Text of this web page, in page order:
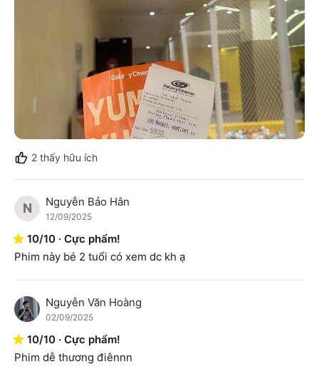
2 thấy hữu ích
N Nguyễn Bảo Hân
12/09/2025
10/10 · Cực phẩm!
Phim này bé 2 tuổi có xem dc kh ạ
N Nguyễn Văn Hoàng
02/09/2025
10/10 · Cực phẩm!
Phim dễ thương điênnn